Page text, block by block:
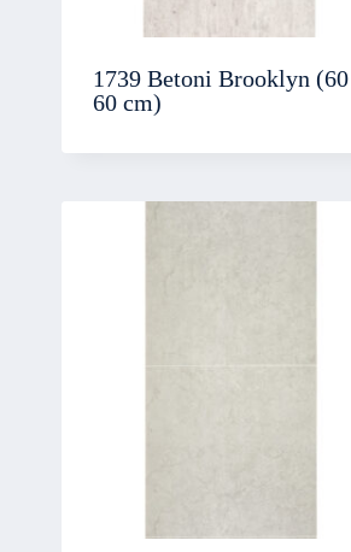
1739 Betoni Brooklyn
60 cm)